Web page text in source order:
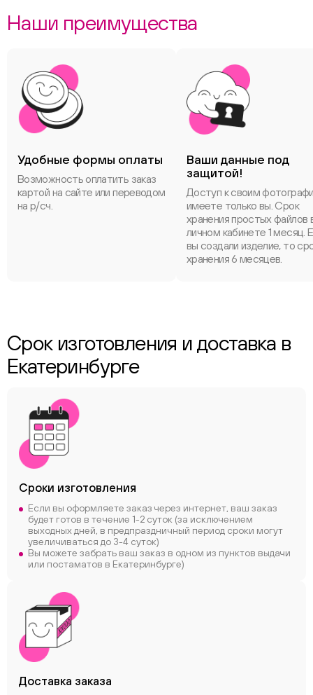
Наши преимущества
Удобные формы оплаты
Возможность оплатить заказ
картой на сайте или переводом
на р/сч.
Ваши данные под
защитой!
Доступ к своим
имеете только вы. Срок
хранения простых файлов
личном кабинете 1 месяц.
вы создали изделие, то
хранения 6 месяцев.
Срок изготовления и доставка в
Екатеринбурге
Сроки изготовления
Если вы оформляете заказ через интернет, ваш заказ
будет готов в течение 1-2 суток (за исключением
выходных дней, в предпраздничный период сроки могут
увеличиваться до 3-4 суток)
Вы можете забрать ваш заказ в одном из пунктов выдачи
или постаматов в Екатеринбурге)
Доставка заказа